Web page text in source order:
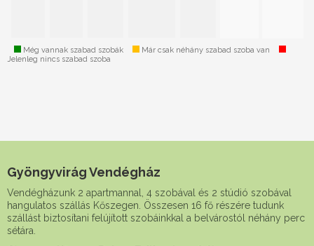
Még vannak szabad szobák
Már csak néhány szabad szoba van
Jelenleg nincs szabad szoba
Gyöngyvirág Vendégház
Vendégházunk 2 apartmannal, 4 szobával és 2 stúdió szobával
hangulatos szállás Kőszegen. Összesen 16 fő részére tudunk
szállást biztosítani felújított szobáinkkal a belvárostól néhány perc
sétára.